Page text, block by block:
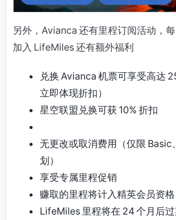
另外，Avianca 还有里程订阅活动，每
加入 LifeMiles 还有额外福利
兑换 Avianca 机票可享受高达
立即体现折扣）
星空联盟兑换可获 10% 折扣
无更改或取消费用（仅限 Basic
划）
享受专属里程促销
赚取的里程将计入精英会员资格
LifeMiles 里程将在 24 个月后